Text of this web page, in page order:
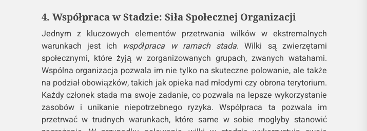
4. Współpraca w Stadzie: Siła Społecznej Organizacji
Jednym z kluczowych elementów przetrwania wilków w ekstremalnych
warunkach jest ich współpraca w ramach stada. Wilki są zwierzętami
społecznymi, które żyją w zorganizowanych grupach, zwanych watahami.
Wspólna organizacja pozwala im nie tylko na skuteczne polowanie, ale także
na podział obowiązków, takich jak opieka nad młodymi czy obrona terytorium.
Każdy członek stada ma swoje zadanie, co pozwala na lepsze wykorzystanie
zasobów i unikanie niepotrzebnego ryzyka. Współpraca ta pozwala im
przetrwać w trudnych warunkach, które same w sobie mogłyby stanowić